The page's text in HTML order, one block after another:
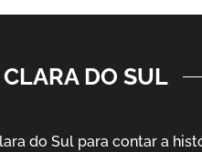
DO SUL
do Sul para contar a